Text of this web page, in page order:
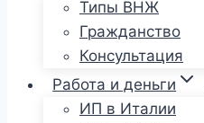
Типы ВНЖ
Гражданство
Консультация
Работа и деньги
ИП в Италии